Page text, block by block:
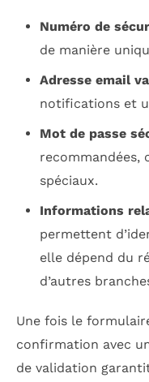
Numéro de
de manière
Adresse email
notifications et
Mot de passe
spéciaux.
Informations
permettent
elle dépend du
d’autres
Une fois le
confirmation avec
de validation